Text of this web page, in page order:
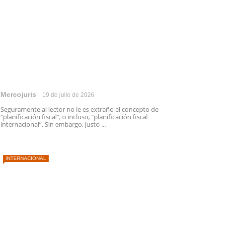
Mercojuris 19 de julio de 2026
Seguramente al lector no le es extraño el concepto de
“planificación fiscal”, o incluso, “planificación fiscal
internacional”. Sin embargo, justo ...
INTERNACIONAL